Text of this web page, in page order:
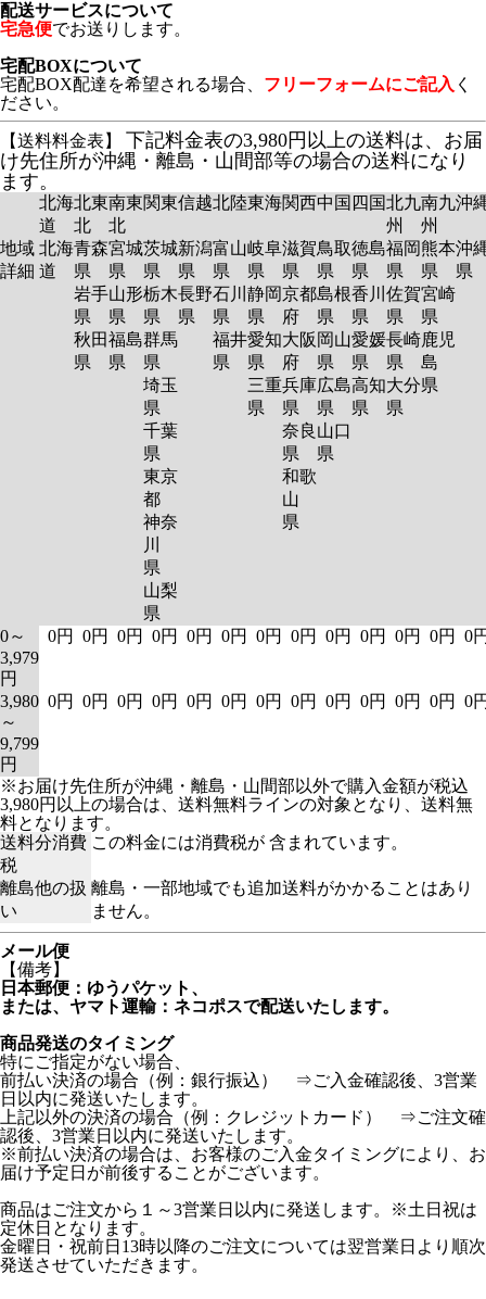
配送サービスについて
宅急便でお送りします。
宅配BOXについて
宅配BOX配達を希望される場合、 フリーフォームにご記入 く
ださい。
【送料料金表】
下記料金表の3,980円以上の送料は、お届
け先住所が沖縄・離島・山間部等の場合の送料になり
ます。
北海
道
北東
北
南東
北
関東信越北陸東海関西中国 四国北九
州
南九
州
沖
地域
詳細
北海
道
青森
県
岩手
県
秋田
県
宮城
県
山形
県
福島
県
茨城
県
栃木
県
群馬
県
埼玉
県
千葉
県
東京
都
神奈
川
県
山梨
県
新潟
県
長野
県
富山
県
石川
県
福井
県
岐阜
県
静岡
県
愛知
県
三重
県
滋賀
県
京都
府
大阪
府
兵庫
県
奈良
県
和歌
山
県
鳥取
県
島根
県
岡山
県
広島
県
山口
県
徳島
県
香川
県
愛媛
県
高知
県
福岡
県
佐賀
県
長崎
県
大分
県
熊本
県
宮崎
県
鹿児
島
県
沖
0～
3,979
円
0円 0円 0円 0円 0円 0円 0円 0円 0円 0円 0円 0円 0
3,980
～
9,799
円
0円 0円 0円 0円 0円 0円 0円 0円 0円 0円 0円 0円 0
※お届け先住所が沖縄・離島・山間部以外で購入金額が税込
3,980円以上の場合は、送料無料ラインの対象となり、送料無
料となります。
送料分消費
税
この料金には消費税が 含まれています。
離島他の扱
い
離島・一部地域でも追加送料がかかることはあり
ません。
メール便
【備考】
日本郵便：ゆうパケット、
または、ヤマト運輸：ネコポスで配送いたします。
商品発送のタイミング
特にご指定がない場合、
前払い決済の場合（例：銀行振込） ⇒ご入金確認後、3営業
日以内に発送いたします。
上記以外の決済の場合（例：クレジットカード） ⇒ご注文確
認後、3営業日以内に発送いたします。
※前払い決済の場合は、お客様のご入金タイミングにより、お
届け予定日が前後することがございます。
商品はご注文から１～3営業日以内に発送します。※土日祝は
定休日となります。
金曜日・祝前日13時以降のご注文については翌営業日より順次
発送させていただきます。